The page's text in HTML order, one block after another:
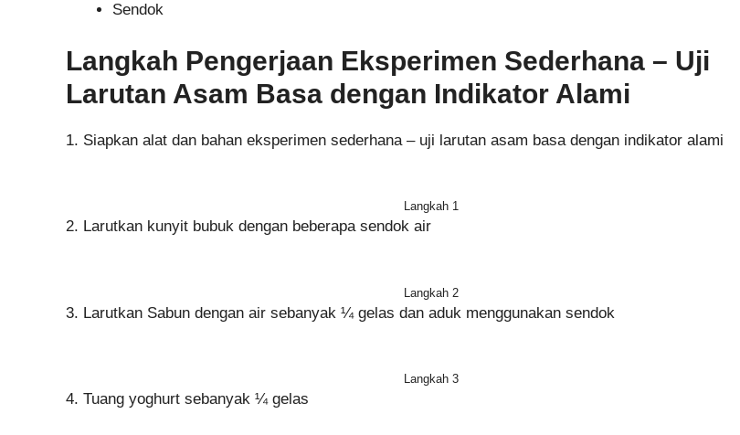
Sendok
Langkah Pengerjaan Eksperimen Sederhana – Uji
Larutan Asam Basa dengan Indikator Alami
1. Siapkan alat dan bahan eksperimen sederhana – uji larutan asam basa dengan indikator alami
Langkah 1
2. Larutkan kunyit bubuk dengan beberapa sendok air
Langkah 2
3. Larutkan Sabun dengan air sebanyak ¼ gelas dan aduk menggunakan sendok
Langkah 3
4. Tuang yoghurt sebanyak ¼ gelas